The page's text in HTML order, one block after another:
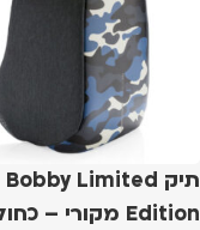
תיק Bobby Limited
Edition מקורי – כחול